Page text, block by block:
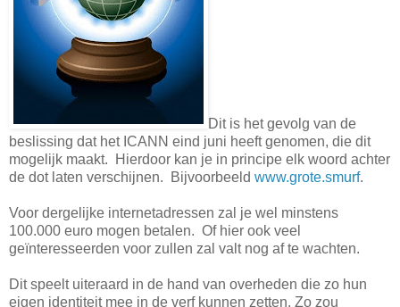
Dit is het gevolg van de
beslissing dat het ICANN eind juni heeft genomen, die dit
mogelijk maakt. Hierdoor kan je in principe elk woord achter
de dot laten verschijnen. Bijvoorbeeld www.grote.smurf.
Voor dergelijke internetadressen zal je wel minstens
100.000 euro mogen betalen. Of hier ook veel
geïnteresseerden voor zullen zal valt nog af te wachten.
Dit speelt uiteraard in de hand van overheden die zo hun
eigen identiteit mee in de verf kunnen zetten. Zo zou